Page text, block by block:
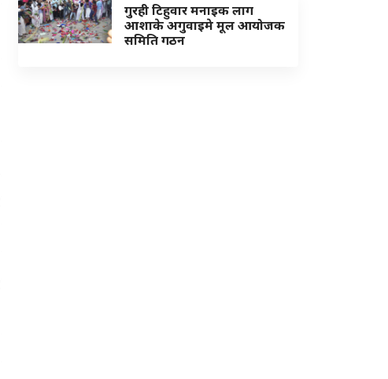
गुरही टिहुवार मनाइक लाग
आशाके अगुवाइमे मूल आयोजक
समिति गठन